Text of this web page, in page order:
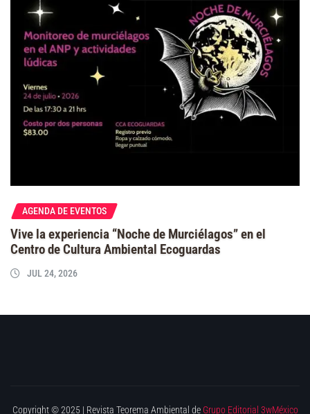
AGENDA DE EVENTOS
Vive la experiencia “Noche de Murciélagos” en el
Centro de Cultura Ambiental Ecoguardas
JUL 24, 2026
Copyright © 2025 | Revista Teorema Ambiental de Grupo Editorial 3wMéxico